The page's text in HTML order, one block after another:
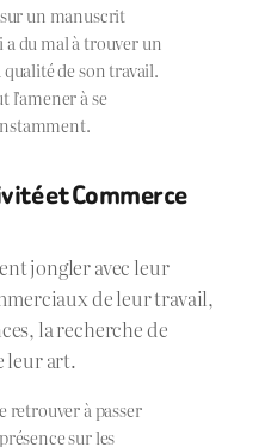
un manuscrit
a du mal à trouver un
de son travail.
l’amener à se
et Commerce
jongler avec leur
de leur travail,
la recherche de
leur art.
retrouver à passer
sur les